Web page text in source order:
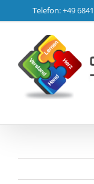
Inhalt
Telefon: +49